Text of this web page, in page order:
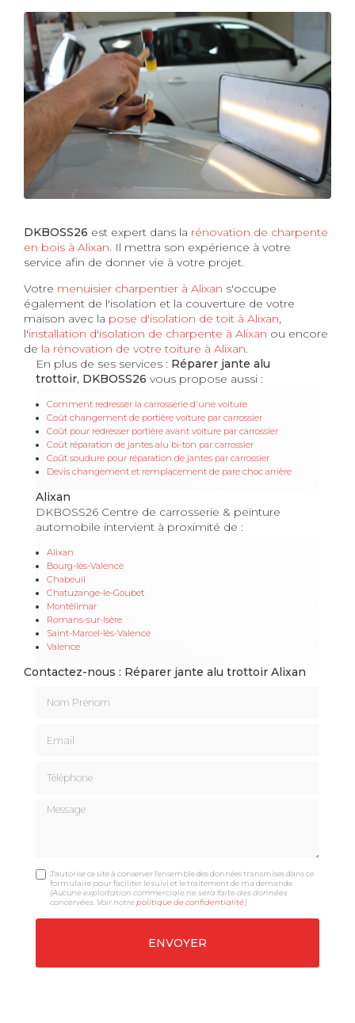
DKBOSS26 est expert dans la rénovation de charpente
en bois à Alixan. Il mettra son expérience à votre
service afin de donner vie à votre projet.
Votre menuisier charpentier à Alixan s'occupe
également de l'isolation et la couverture de votre
maison avec la pose d'isolation de toit à Alixan,
l'installation d'isolation de charpente à Alixan ou encore
de la rénovation de votre toiture à Alixan.
En plus de ses services : Réparer jante alu
trottoir, DKBOSS26 vous propose aussi :
Comment redresser la carrosserie d'une voiture
Coût changement de portière voiture par carrossier
Coût pour redresser portière avant voiture par carrossier
Coût réparation de jantes alu bi-ton par carrossier
Coût soudure pour réparation de jantes par carrossier
Devis changement et remplacement de pare choc arrière
Alixan
DKBOSS26 Centre de carrosserie & peinture
automobile intervient à proximité de :
Alixan
Bourg-lès-Valence
Chabeuil
Chatuzange-le-Goubet
Montélimar
Romans-sur-Isère
Saint-Marcel-lès-Valence
Valence
Contactez-nous : Réparer jante alu trottoir Alixan
Message
J'autorise ce site à conserver l'ensemble des données transmises dans ce
formulaire pour faciliter le suivi et le traitement de ma demande.
(Aucune exploitation commerciale ne sera faite des données
concervées. Voir notrepolitique de confidentialité)